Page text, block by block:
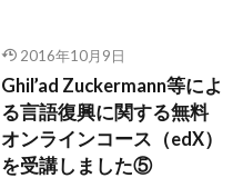
2016年10月9日
Ghil’ad Zuckermann等によ
る言語復興に関する無料
オンラインコース（edX）
を受講しました⑤